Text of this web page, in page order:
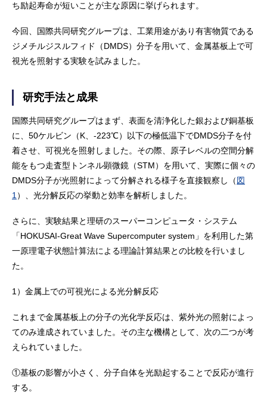
ち励起寿命が短いことが主な原因に挙げられます。
今回、国際共同研究グループは、工業用途があり有害物質である
ジメチルジスルフィド（DMDS）分子を用いて、金属基板上で可
視光を照射する実験を試みました。
研究手法と成果
国際共同研究グループはまず、表面を清浄化した銀および銅基板
に、50ケルビン（K、-223℃）以下の極低温下でDMDS分子を付
着させ、可視光を照射しました。その際、原子レベルの空間分解
能をもつ走査型トンネル顕微鏡（STM）を用いて、実際に個々の
DMDS分子が光照射によって分解される様子を直接観察し（図
1 ）、光分解反応の挙動と効率を解析しました。
さらに、実験結果と理研のスーパーコンピュータ・システム
「HOKUSAI-Great Wave Supercomputer system」を利用した第
一原理電子状態計算法による理論計算結果との比較を行いまし
た。
1）金属上での可視光による光分解反応
これまで金属基板上の分子の光化学反応は、紫外光の照射によっ
てのみ達成されていました。その主な機構として、次の二つが考
えられていました。
①基板の影響が小さく、分子自体を光励起することで反応が進行
する。